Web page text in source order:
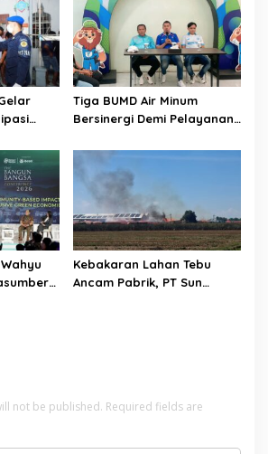
Tiga BUMD Air Minum
Bersinergi Demi Pelayanan
Raya
Kebakaran Lahan Tebu
Ancam Pabrik, PT Sun
not be published. Required fields are